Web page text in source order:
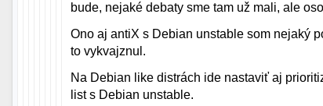
bude, nejaké debaty sme tam už mali, ale
Ono aj antiX s Debian unstable som nejaký
to vykvajznul.
Na Debian like distrách ide nastaviť aj
list s Debian unstable.